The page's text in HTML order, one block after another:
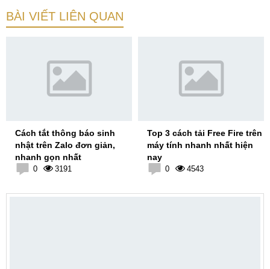
BÀI VIẾT LIÊN QUAN
Cách tắt thông báo sinh
nhật trên Zalo đơn giản,
nhanh gọn nhất
0 3191
Top 3 cách tải Free Fire trên
máy tính nhanh nhất hiện
nay
0 4543